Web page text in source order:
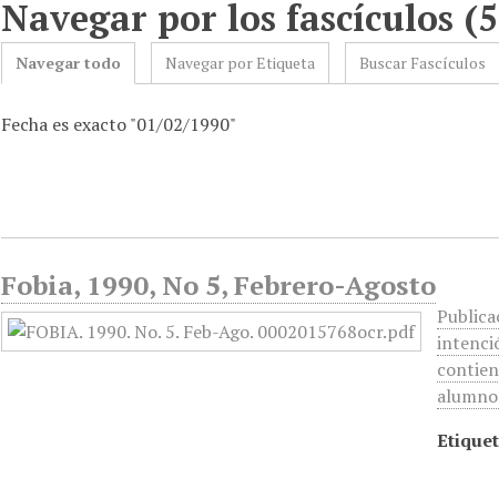
Navegar por los fascículos
Navegar todo Navegar por Etiqueta Buscar Fascículos
Fecha es exacto "01/02/1990"
Fobia, 1990, No 5, Febrero-Agosto